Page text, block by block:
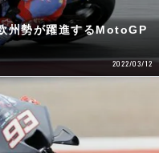
州勢が躍進するMotoGP
2022/03/12